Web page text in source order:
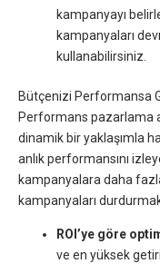
kampanyayı
kampanyaları
kullanabilirsiniz.
Bütçenizi Performansa
Performans pazarlama
dinamik bir yaklaşımla
anlık performansını
kampanyalara daha
kampanyaları
ROI’ye göre
ve en yüksek